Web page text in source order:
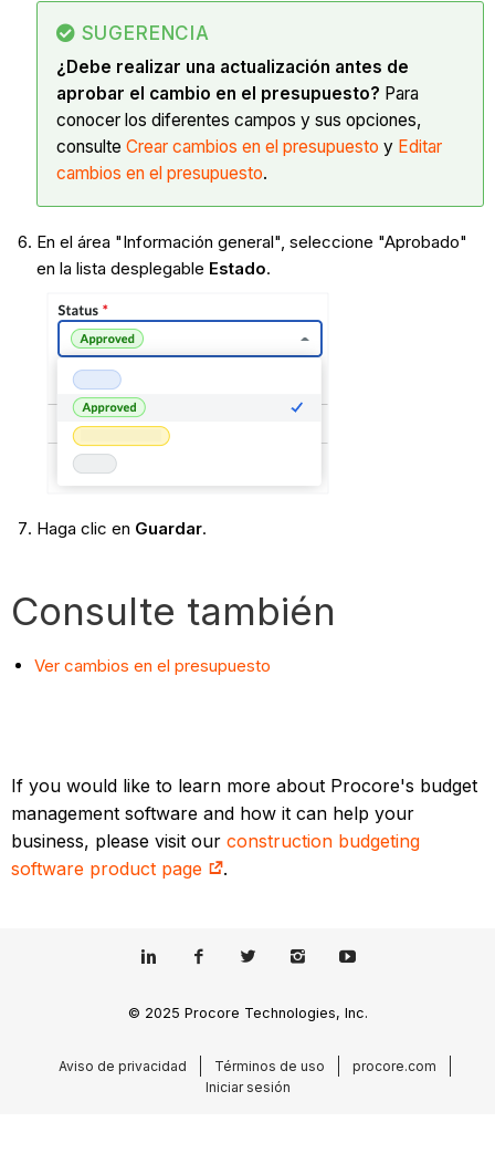
SUGERENCIA
¿Debe realizar una actualización antes de
aprobar el cambio en el presupuesto? Para
conocer los diferentes campos y sus opciones,
consulte Crear cambios en el presupuesto y Editar
cambios en el presupuesto.
En el área "Información general", seleccione "Aprobado"
en la lista desplegable Estado.
Haga clic en Guardar.
Consulte también
Ver cambios en el presupuesto
If you would like to learn more about Procore's budget
management software and how it can help your
business, please visit ourconstruction budgeting
software product page
.
© 2025 Procore Technologies, Inc.
Aviso de privacidad Términos de uso
procore.com
Iniciar sesión